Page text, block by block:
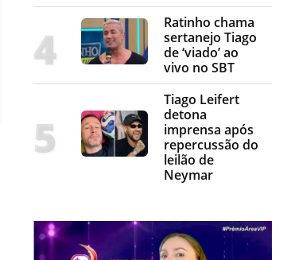
Ratinho chama
sertanejo Tiago
de ‘viado’ ao
vivo no SBT
Tiago Leifert
detona
imprensa após
repercussão do
leilão de
Neymar